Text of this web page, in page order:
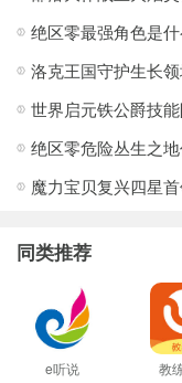
绝区零最强角色是
同类推荐
e听说
教